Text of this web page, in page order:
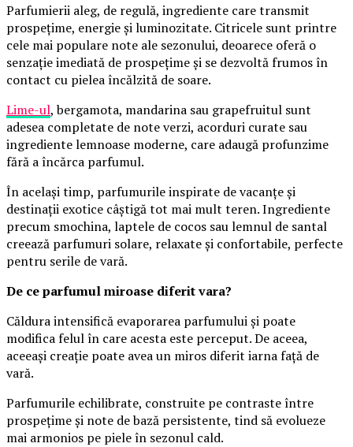
Parfumierii aleg, de regulă, ingrediente care transmit
prospețime, energie și luminozitate. Citricele sunt printre
cele mai populare note ale sezonului, deoarece oferă o
senzație imediată de prospețime și se dezvoltă frumos în
contact cu pielea încălzită de soare.
Lime-ul, bergamota, mandarina sau grapefruitul sunt
adesea completate de note verzi, acorduri curate sau
ingrediente lemnoase moderne, care adaugă profunzime
fără a încărca parfumul.
În același timp, parfumurile inspirate de vacanțe și
destinații exotice câștigă tot mai mult teren. Ingrediente
precum smochina, laptele de cocos sau lemnul de santal
creează parfumuri solare, relaxate și confortabile, perfecte
pentru serile de vară.
De ce parfumul miroase diferit vara?
Căldura intensifică evaporarea parfumului și poate
modifica felul în care acesta este perceput. De aceea,
aceeași creație poate avea un miros diferit iarna față de
vară.
Parfumurile echilibrate, construite pe contraste între
prospețime și note de bază persistente, tind să evolueze
mai armonios pe piele în sezonul cald.